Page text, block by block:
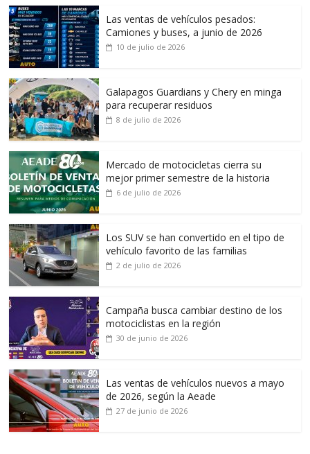
Las ventas de vehículos pesados:
Camiones y buses, a junio de 2026
10 de julio de 2026
Galapagos Guardians y Chery en minga
para recuperar residuos
8 de julio de 2026
Mercado de motocicletas cierra su
mejor primer semestre de la historia
6 de julio de 2026
Los SUV se han convertido en el tipo de
vehículo favorito de las familias
2 de julio de 2026
Campaña busca cambiar destino de los
motociclistas en la región
30 de junio de 2026
Las ventas de vehículos nuevos a mayo
de 2026, según la Aeade
27 de junio de 2026